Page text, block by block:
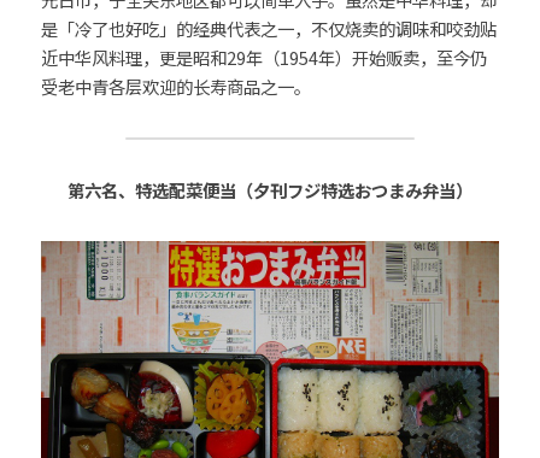
是「冷了也好吃」的经典代表之一，不仅烧卖的调味和咬劲贴
近中华风料理，更是昭和29年（1954年）开始贩卖，至今仍
受老中青各层欢迎的长寿商品之一。
第六名、特选配菜便当（夕刊フジ特选おつまみ弁当）